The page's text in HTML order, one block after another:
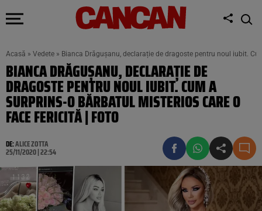
Acasă » Vedete » Bianca Drăgușanu, declarație de dragoste pentru noul iubit.
BIANCA DRĂGUȘANU, DECLARAȚIE DE
DRAGOSTE PENTRU NOUL IUBIT. CUM A
SURPRINS-O BĂRBATUL MISTERIOS CARE O
FACE FERICITĂ | FOTO
DE:ALICE ZOTTA
25/11/2020 | 22:54